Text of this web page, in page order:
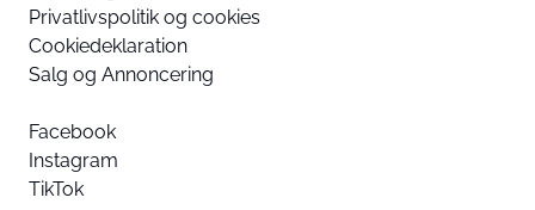
Privatlivspolitik og cookies
Cookiedeklaration
Salg og Annoncering
Facebook
Instagram
TikTok